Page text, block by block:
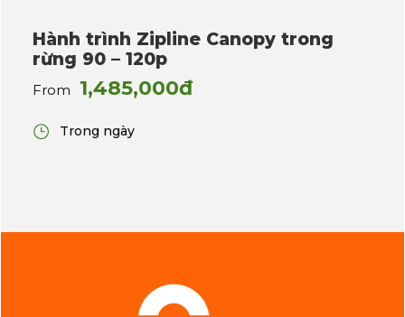
Hành trình Zipline Canopy trong
rừng 90 – 120p
From 1,485,000đ
Trong ngày